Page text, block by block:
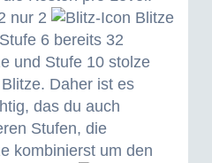
nur 2
Blitze
6 bereits 32
und Stufe 10 stolze
Blitze. Daher ist es
das du auch
Stufen, die
kombinierst um den